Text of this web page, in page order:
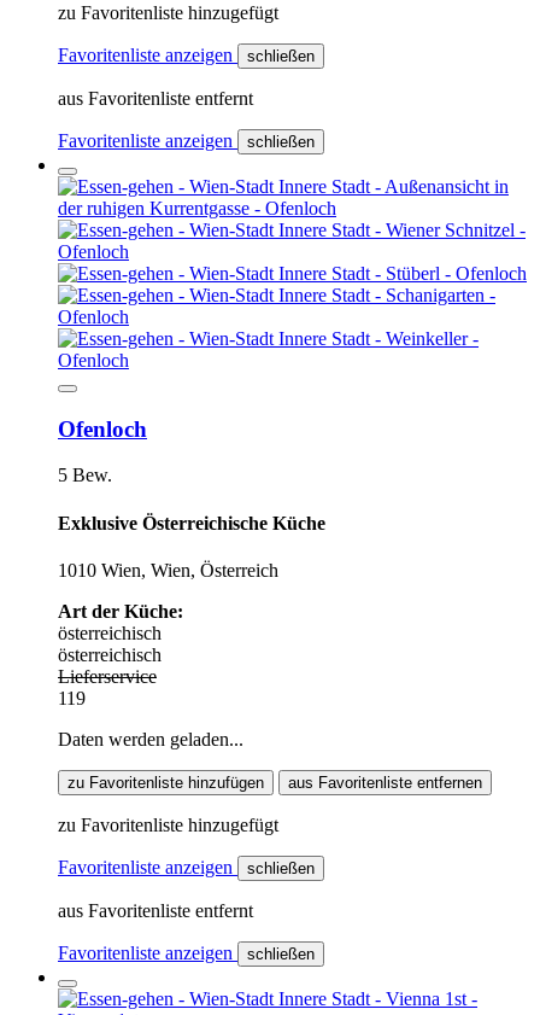
zu Favoritenliste hinzugefügt
Favoritenliste anzeigen schließen
aus Favoritenliste entfernt
Favoritenliste anzeigen schließen
Ofenloch
5 Bew.
Exklusive Österreichische Küche
1010 Wien, Wien, Österreich
Art der Küche:
österreichisch
österreichisch
Lieferservice
119
Daten werden geladen...
zu Favoritenliste hinzufügen aus Favoritenliste entfernen
zu Favoritenliste hinzugefügt
Favoritenliste anzeigen schließen
aus Favoritenliste entfernt
Favoritenliste anzeigen schließen